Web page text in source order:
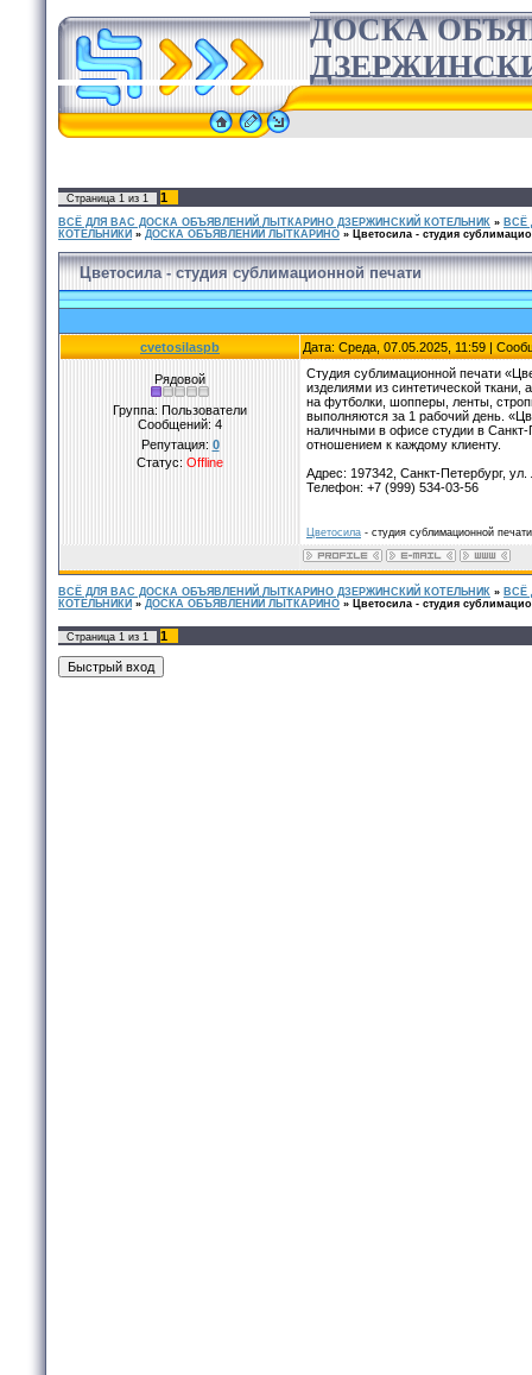
ДОСКА
Страница 1 из 1 1
ВСЁ ДЛЯ ВАС ДОСКА ОБЪЯВЛЕНИЙ ЛЫТКАРИНО ДЗЕРЖИНСКИЙ КОТЕЛЬНИК » ВСЁ
КОТЕЛЬНИКИ » ДОСКА ОБЪЯВЛЕНИЙ ЛЫТКАРИНО » Цветосила - cтудия
Цветосила - cтудия сублимационной печати
cvetosilaspb Дата: Среда, 07.05.2025, 11:59 |
Рядовой
Группа: Пользователи
Сообщений: 4
Репутация: 0
Статус: Offline
Студия сублимационной печати
изделиями из синтетической
на футболки, шопперы, ленты,
выполняются за 1 рабочий день.
наличными в офисе студии в
отношением к каждому клиенту.
Адрес: 197342, Санкт-Петербург, ул.
Телефон: +7 (999) 534-03-56
Цветосила - cтудия сублимационной печати
ВСЁ ДЛЯ ВАС ДОСКА ОБЪЯВЛЕНИЙ ЛЫТКАРИНО ДЗЕРЖИНСКИЙ КОТЕЛЬНИК » ВСЁ
КОТЕЛЬНИКИ » ДОСКА ОБЪЯВЛЕНИЙ ЛЫТКАРИНО » Цветосила - cтудия
Страница 1 из 1 1